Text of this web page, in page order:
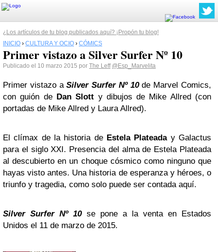
¿Los artículos de tu blog publicados aquí? ¡Propón tu blog!
INICIO › CULTURA Y OCIO › CÓMICS
Primer vistazo a Silver Surfer Nº 10
Publicado el 10 marzo 2015 por The Leff @Esp_Marvelita
Primer vistazo aSilver Surfer Nº 10de Marvel Comics,
con guión de Dan Slott y dibujos de Mike Allred (con
portadas de Mike Allred y Laura Allred).
El clímax de la historia de Estela Plateaday Galactus
para el siglo XXI. Presencia del alma de Estela Plateada
al descubierto en un choque cósmico como ninguno que
hayas visto antes. Una historia de esperanza y héroes, o
triunfo y tragedia, como solo puede ser contada aquí.
Silver Surfer Nº 10 se pone a la venta en Estados
Unidos el 11 de marzo de 2015.